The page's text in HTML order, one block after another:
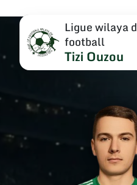
Ligue wilaya
football
Tizi Ouzou